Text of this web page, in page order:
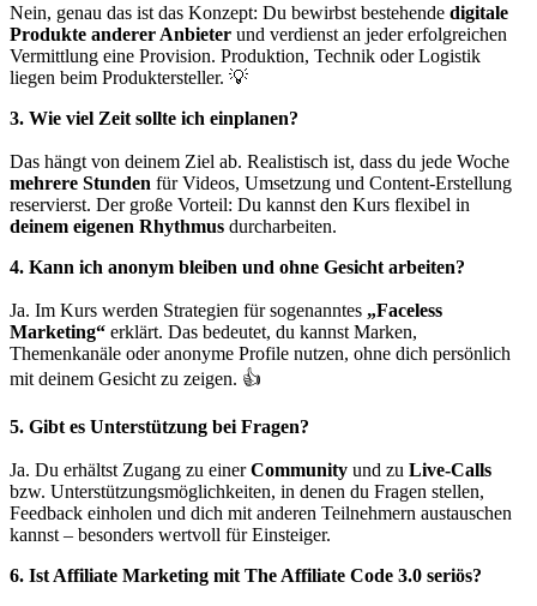
Nein, genau das ist das Konzept: Du bewirbst bestehende digitale
Produkte anderer Anbieter und verdienst an jeder erfolgreichen
Vermittlung eine Provision. Produktion, Technik oder Logistik
liegen beim Produktersteller. 💡
3. Wie viel Zeit sollte ich einplanen?
Das hängt von deinem Ziel ab. Realistisch ist, dass du jede Woche
mehrere Stunden für Videos, Umsetzung und Content-Erstellung
reservierst. Der große Vorteil: Du kannst den Kurs flexibel in
deinem eigenen Rhythmus durcharbeiten.
4. Kann ich anonym bleiben und ohne Gesicht arbeiten?
Ja. Im Kurs werden Strategien für sogenanntes „Faceless
Marketing“ erklärt. Das bedeutet, du kannst Marken,
Themenkanäle oder anonyme Profile nutzen, ohne dich persönlich
mit deinem Gesicht zu zeigen. 👍
5. Gibt es Unterstützung bei Fragen?
Ja. Du erhältst Zugang zu einerCommunity und zu Live-Calls
bzw. Unterstützungsmöglichkeiten, in denen du Fragen stellen,
Feedback einholen und dich mit anderen Teilnehmern austauschen
kannst – besonders wertvoll für Einsteiger.
6. Ist Affiliate Marketing mit The Affiliate Code 3.0 seriös?